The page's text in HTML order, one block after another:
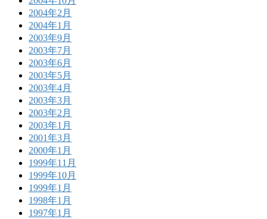
2004年2月
2004年1月
2003年9月
2003年7月
2003年6月
2003年5月
2003年4月
2003年3月
2003年2月
2003年1月
2001年3月
2000年1月
1999年11月
1999年10月
1999年1月
1998年1月
1997年1月